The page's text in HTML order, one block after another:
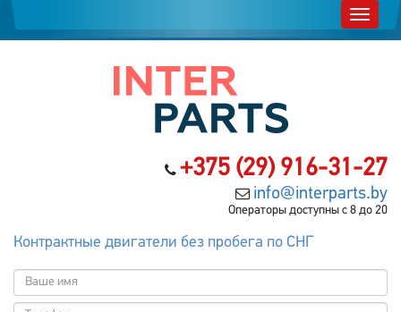
+375 (29) 916-31-27
info@interparts.by
Операторы доступны с 8 до 20
Контрактные двигатели без пробега по СНГ